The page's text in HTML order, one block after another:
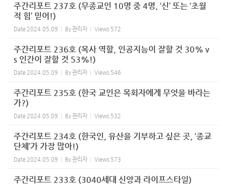
주간리포트 237호 (무종교인 10명 중 4명, ‘신’ 또는 ‘초월
적 힘’ 믿어!)
Date 2024.05.09 By관리자 Views 572
주간리포트 236호 (목사 역할, 인공지능이 잘할 것 30% v
s 인간이 잘할 것 53%!)
Date 2024.05.09 By관리자 Views 546
주간리포트 235호 (한국 교인은 목회자에게 무엇을 바라는
가?)
Date 2024.05.09 By관리자 Views 532
주간리포트 234호 (한국인, 유산을 기부하고 싶은 곳, ‘종교
단체’가 가장 많아!)
Date 2024.05.09 By관리자 Views 573
주간리포트 233호 (3040세대 신앙과 라이프스타일)